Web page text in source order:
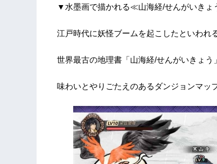
▼水墨画で描かれる≪山海経/せんがいき
江戸時代に妖怪ブームを起こしたといわれ
世界最古の地理書「山海経/せんがいきょう
味わいとやりごたえのあるダンジョンマッ